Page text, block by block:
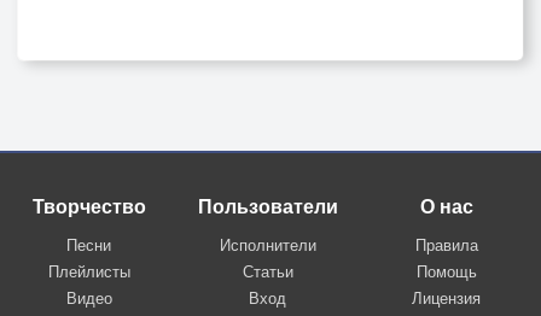
Творчество
Песни
Плейлисты
Видео
Пользователи
Исполнители
Статьи
Вход
О нас
Правила
Помощь
Лицензия